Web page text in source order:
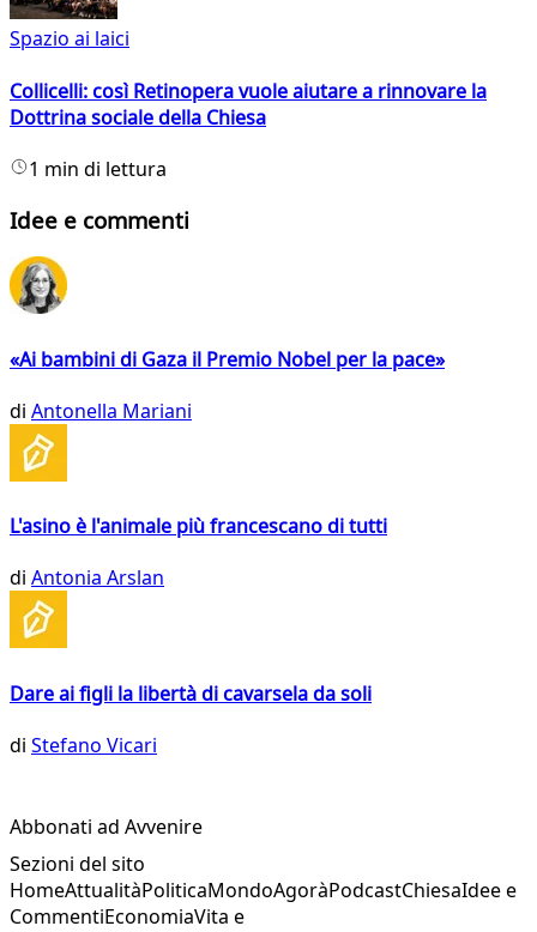
Spazio ai laici
Collicelli: così Retinopera vuole aiutare a rinnovare la
Dottrina sociale della Chiesa
1 min di lettura
Idee e commenti
«Ai bambini di Gaza il Premio Nobel per la pace»
di Antonella Mariani
L'asino è l'animale più francescano di tutti
di Antonia Arslan
Dare ai figli la libertà di cavarsela da soli
di Stefano Vicari
Abbonati ad Avvenire
Sezioni del sito
HomeAttualitàPoliticaMondoAgoràPodcastChiesaIdee e
CommentiEconomiaVita e